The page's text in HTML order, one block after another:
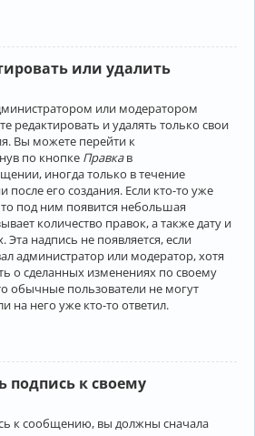
или удалить
или модератором
редактировать и удалять только свои
Вы можете перейти к
по кнопке Правкав
иногда только в течение
его создания. Если кто-то уже
под ним появится небольшая
количество правок, а также дату и
Эта надпись не появляется, если
администратор или модератор, хотя
о сделанных изменениях по своему
обычные пользователи не могут
на него уже кто-то ответил.
подпись к своему
к сообщению, вы должны сначала